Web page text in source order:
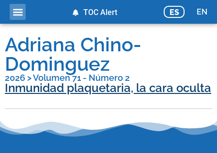
ES EN
TOC Alert
Adriana Chino-
Dominguez
2026 >Volumen 71 - Número 2
Inmunidad plaquetaria, la cara oculta